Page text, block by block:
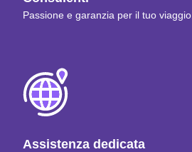
Passione e garanzia per il tuo viaggio.
Assistenza dedicata